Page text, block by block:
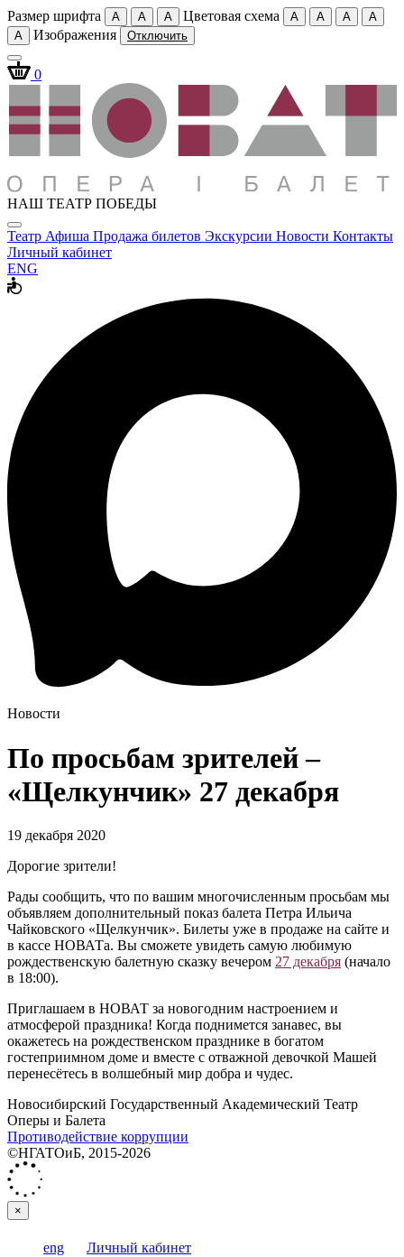
Размер шрифта A A A Цветовая схема A A A
A
A
Изображения Отключить
0
НАШ ТЕАТР ПОБЕДЫ
Театр Афиша Продажа билетов Экскурсии Новости Контакты
Личный кабинет
ENG
Новости
По просьбам зрителей –
«Щелкунчик» 27 декабря
19 декабря 2020
Дорогие зрители!
Рады сообщить, что по вашим многочисленным просьбам мы
объявляем дополнительный показ балета Петра Ильича
Чайковского «Щелкунчик». Билеты уже в продаже на сайте и
в кассе НОВАТа. Вы сможете увидеть самую любимую
рождественскую балетную сказку вечером 27 декабря (начало
в 18:00).
Приглашаем в НОВАТ за новогодним настроением и
атмосферой праздника! Когда поднимется занавес, вы
окажетесь на рождественском празднике в богатом
гостеприимном доме и вместе с отважной девочкой Машей
перенесётесь в волшебный мир добра и чудес.
Новосибирский Государственный Академический Театр
Оперы и Балета
Противодействие коррупции
©НГАТОиБ, 2015-2026
×
eng Личный кабинет